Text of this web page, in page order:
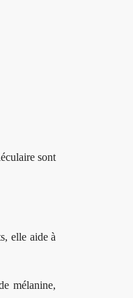
sont
elle aide à
mélanine,